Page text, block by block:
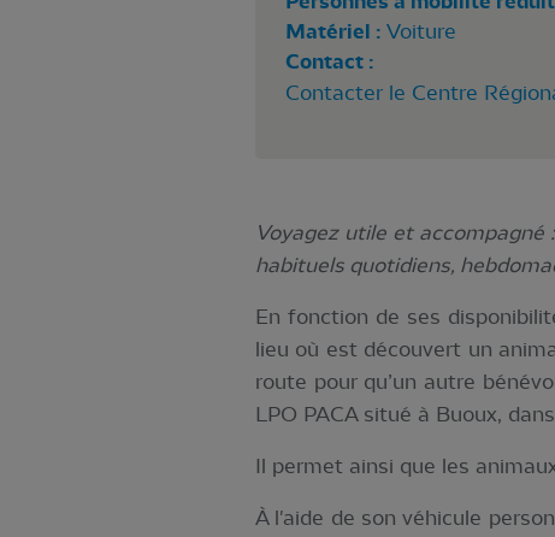
Matériel : Voiture
Contact :
Contacter le Centre
Voyagez utile et
habituels quotidiens,
En fonction de ses
lieu où est découvert un
route pour qu’un autre
LPO PACA situé à Buoux,
Il permet ainsi que les
À l'aide de son véhicule